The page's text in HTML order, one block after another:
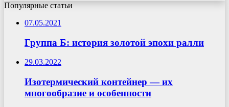
Популярные статьи
07.05.2021
Группа Б: история золотой эпохи ралли
29.03.2022
Изотермический контейнер — их
многообразие и особенности